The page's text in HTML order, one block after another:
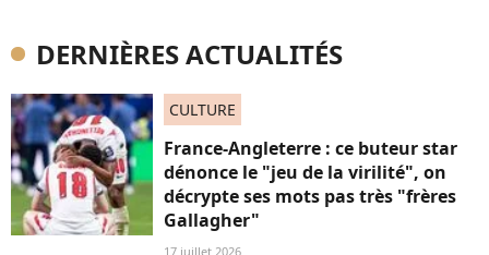
DERNIÈRES ACTUALITÉS
CULTURE
France-Angleterre : ce buteur star
dénonce le "jeu de la virilité", on
décrypte ses mots pas très "frères
Gallagher"
17 juillet 2026